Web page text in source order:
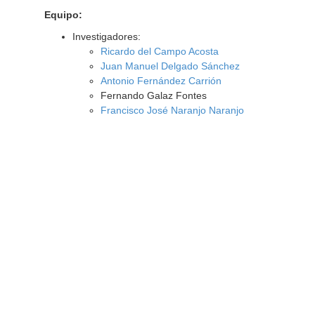
Equipo:
Investigadores:
Ricardo del Campo Acosta
Juan Manuel Delgado Sánchez
Antonio Fernández Carrión
Fernando Galaz Fontes
Francisco José Naranjo Naranjo